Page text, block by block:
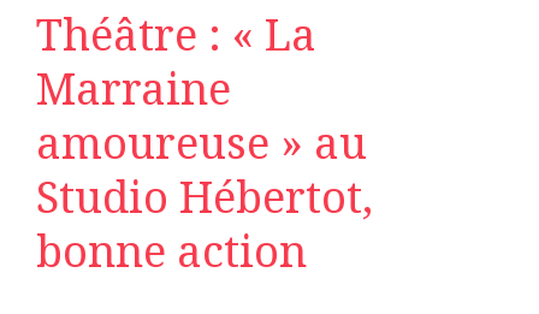
Théâtre : « La
Marraine
amoureuse » au
Studio Hébertot,
bonne action